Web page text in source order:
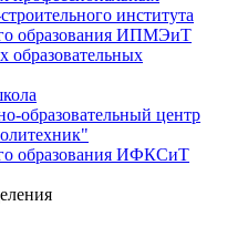
института
образования ИПМЭиТ
образовательных
образовательный центр
образования ИФКСиТ